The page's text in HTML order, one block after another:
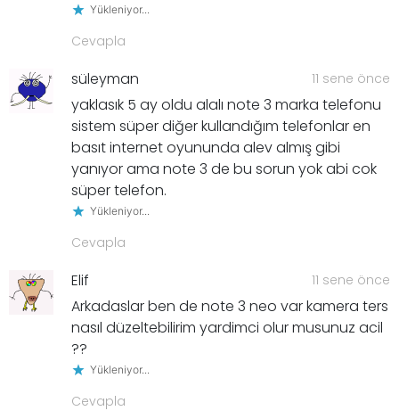
Yükleniyor...
Cevapla
süleyman 11 sene önce
yaklasık 5 ay oldu alalı note 3 marka telefonu
sistem süper diğer kullandığım telefonlar en
basıt internet oyununda alev almış gibi
yanıyor ama note 3 de bu sorun yok abi cok
süper telefon.
Yükleniyor...
Cevapla
Elif 11 sene önce
Arkadaslar ben de note 3 neo var kamera ters
nasıl düzeltebilirim yardimci olur musunuz acil
??
Yükleniyor...
Cevapla